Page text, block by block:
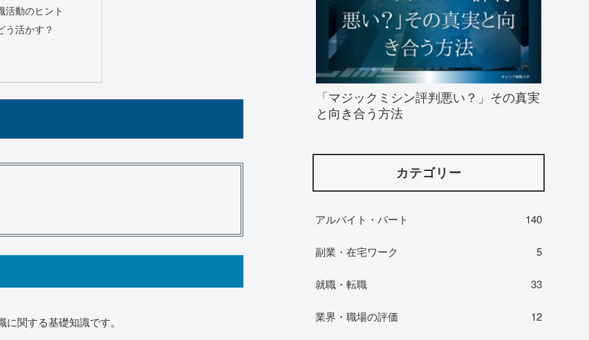
活動のヒント
う活かす？
関する基礎知識です。
「マジックミシン評判悪い？」その真実
と向き合う方法
カテゴリー
アルバイト・パート 140
副業・在宅ワーク 5
就職・転職 33
業界・職場の評価 12